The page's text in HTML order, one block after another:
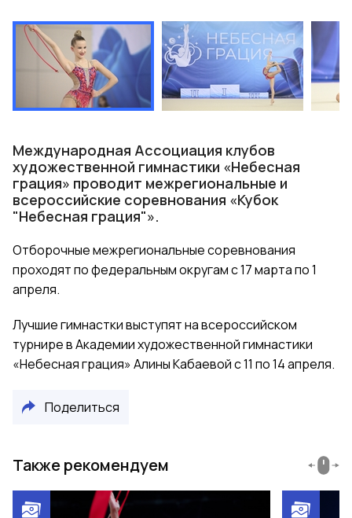
Международная Ассоциация клубов
художественной гимнастики «Небесная
грация» проводит межрегиональные и
всероссийские соревнования «Кубок
"Небесная грация"».
Отборочные межрегиональные соревнования
проходят по федеральным округам с 17 марта по 1
апреля.
Лучшие гимнастки выступят на всероссийском
турнире в Академии художественной гимнастики
«Небесная грация» Алины Кабаевой c 11 по 14 апреля.
Поделиться
Также рекомендуем